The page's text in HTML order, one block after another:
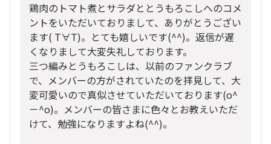
鶏肉のトマト煮とサラダととうもろこしへのコメ
ントをいただいておりまして、ありがとうござい
ます( T∀T)。とても嬉しいです(^^)。返信が遅
くなりまして大変失礼しております。
三つ編みとうもろこしは、以前のファンクラブ
で、メンバーの方がされていたのを拝見して、大
変可愛いので真似させていただいております(o^
－^o)。メンバーの皆さまに色々とお教えいただ
けて、勉強になりますよね(^^)。